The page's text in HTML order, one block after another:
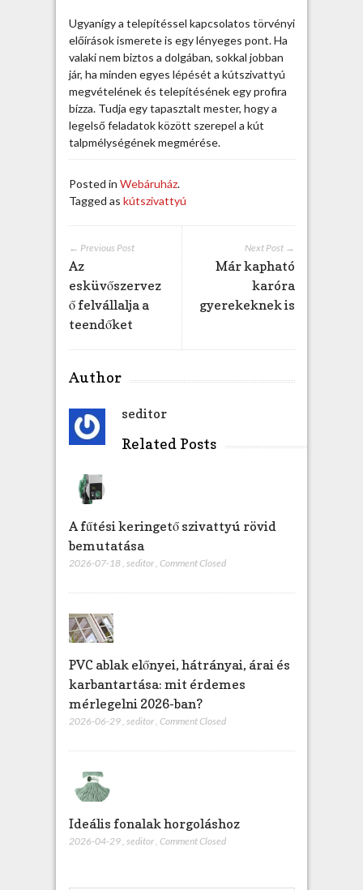
ó
i
e
l
v
e
s
e
Ugyanígy a telepítéssel kapcsolatos törvényi
előírások ismerete is egy lényeges pont. Ha
valaki nem biztos a dolgában, sokkal jobban
jár, ha minden egyes lépését a kútszivattyú
megvételének és telepítésének egy profira
bízza. Tudja egy tapasztalt mester, hogy a
legelső feladatok között szerepel a kút
talpmélységének megmérése.
Posted in Webáruház.
Tagged as kútszivattyú
Next Post →
Már kapható
karóra
gyerekeknek is
← Previous Post
Az
esküvőszervez
ő felvállalja a
teendőket
Author
seditor
Related Posts
A fűtési keringető szivattyú rövid
bemutatása
2026-07-18 seditor Comment Closed
PVC ablak előnyei, hátrányai, árai és
karbantartása: mit érdemes
mérlegelni 2026-ban?
2026-06-29, seditor, Comment Closed
Ideális fonalak horgoláshoz
2026-04-29 seditor Comment Closed